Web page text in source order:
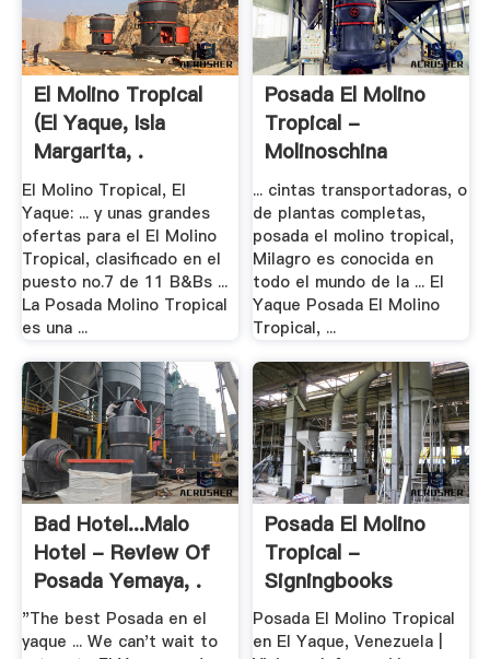
El Molino Tropical
(El Yaque, Isla
Margarita, .
El Molino Tropical, El
Yaque: ... y unas grandes
ofertas para el El Molino
Tropical, clasificado en el
puesto no.7 de 11 B&Bs ...
La Posada Molino Tropical
es una ...
Posada El Molino
Tropical -
Molinoschina
... cintas transportadoras, o
de plantas completas,
posada el molino tropical,
Milagro es conocida en
todo el mundo de la ... El
Yaque Posada El Molino
Tropical, ...
Bad Hotel...malo
Hotel - Review Of
Posada Yemaya, .
"The best Posada en el
yaque ... We can't wait to
Posada El Molino
Tropical -
Signingbooks
Posada El Molino Tropical
en El Yaque, Venezuela |